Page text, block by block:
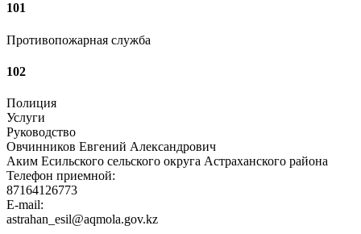
101
Противопожарная служба
102
Полиция
Услуги
Руководство
Овчинников Евгений Александрович
Аким Есильского сельского округа Астраханского района
Телефон приемной:
87164126773
E-mail:
astrahan_esil@aqmola.gov.kz